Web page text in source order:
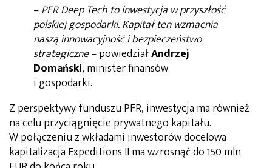
–PFR Deep Tech to inwestycja w przyszłość
polskiej gospodarki. Kapitał ten wzmacnia
naszą innowacyjność i bezpieczeństwo
strategiczne– powiedziałAndrzej
Domański, minister finansów
i gospodarki.
Z perspektywy funduszu PFR, inwestycja ma również
na celu przyciągnięcie prywatnego kapitału.
W połączeniu z wkładami inwestorów docelowa
kapitalizacja Expeditions II ma wzrosnąć do 150 mln